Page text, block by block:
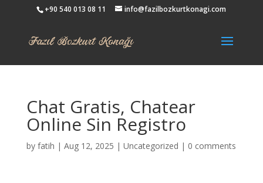
+90 540 013 08 11 info@fazilbozkurtkonagi.com
Chat Gratis, Chatear
Online Sin Registro
by fatih | Aug 12, 2025 | Uncategorized | 0 comments